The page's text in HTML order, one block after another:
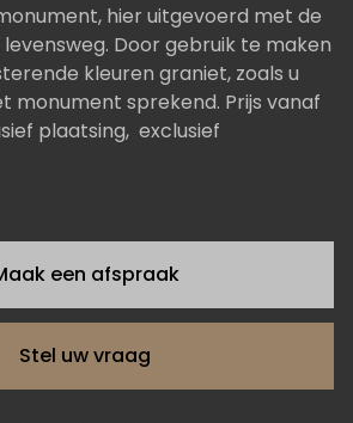
hier uitgevoerd met de
Door gebruik te maken
kleuren graniet, zoals u
monument sprekend. Prijs vanaf
plaatsing, exclusief
een afspraak
Stel uw vraag